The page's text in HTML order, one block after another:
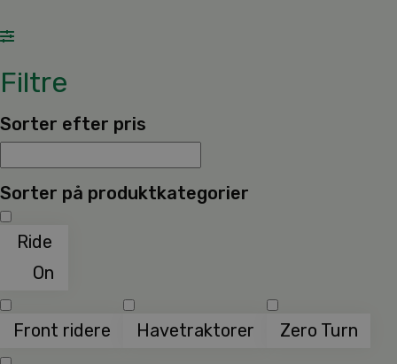
Filtre
Sorter efter pris
Sorter på produktkategorier
Ride
On
Front ridere Havetraktorer Zero Turn